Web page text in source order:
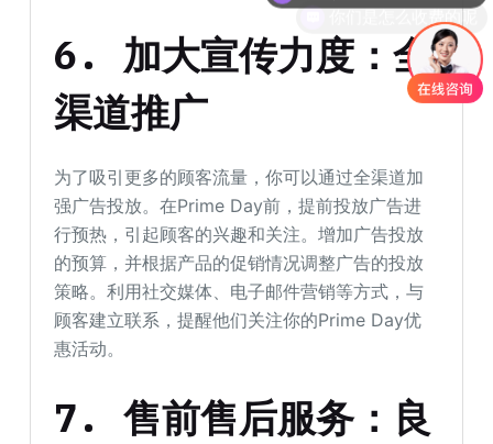
6. 加大宣传力度：全
渠道推广
为了吸引更多的顾客流量，你可以通过全渠道加
强广告投放。在Prime Day前，提前投放广告进
行预热，引起顾客的兴趣和关注。增加广告投放
的预算，并根据产品的促销情况调整广告的投放
策略。利用社交媒体、电子邮件营销等方式，与
顾客建立联系，提醒他们关注你的Prime Day优
惠活动。
7. 售前售后服务：良